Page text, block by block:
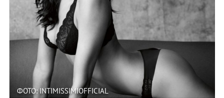
ФОТО: INTIMISSIMIOFFICIAL